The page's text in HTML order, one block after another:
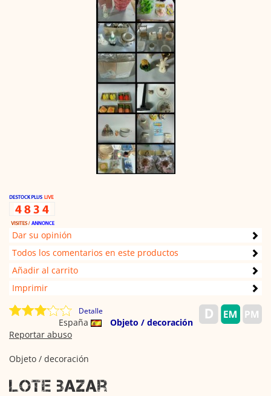
Dar su opinión
Todos los comentarios en este productos
Añadir al carrito
Imprimir
Detalle
España
Objeto / decoración
Reportar abuso
Objeto / decoración
Lote bazar